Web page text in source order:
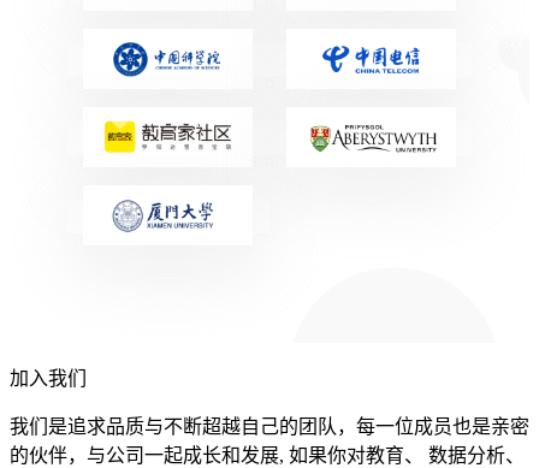
加入我们
我们是追求品质与不断超越自己的团队，每一位成员也是亲密
的伙伴，与公司一起成长和发展, 如果你对教育、 数据分析、